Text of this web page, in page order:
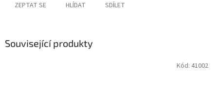
ZEPTAT SE HLÍDAT SDÍLET
Související produkty
Kód: 41002